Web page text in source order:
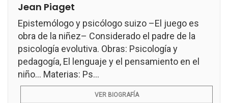
Jean Piaget
Epistemólogo y psicólogo suizo –El juego es
obra de la niñez– Considerado el padre de la
psicología evolutiva. Obras: Psicología y
pedagogía, El lenguaje y el pensamiento en el
niño... Materias: Ps...
VER BIOGRAFÍA